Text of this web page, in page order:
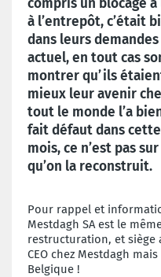
à l’entrepôt, c’était
dans leurs
actuel, en tout cas
montrer qu’ils
mieux leur avenir
tout le monde l’a
fait défaut dans
mois, ce n’est pas
qu’on la reconstruit.
Pour rappel et
Mestdagh SA est le
restructuration, et siège
CEO chez Mestdagh
Belgique !